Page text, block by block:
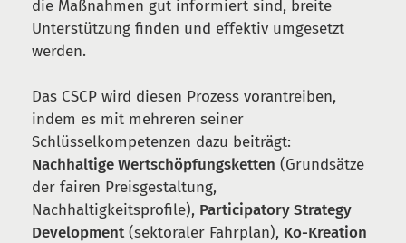
die Maßnahmen gut informiert sind, breite
Unterstützung finden und effektiv umgesetzt
werden.
Das CSCP wird diesen Prozess vorantreiben,
indem es mit mehreren seiner
Schlüsselkompetenzen dazu beiträgt:
Nachhaltige Wertschöpfungsketten (Grundsätze
der fairen Preisgestaltung,
Nachhaltigkeitsprofile), Participatory Strategy
Development(sektoraler Fahrplan), Ko-Kreation